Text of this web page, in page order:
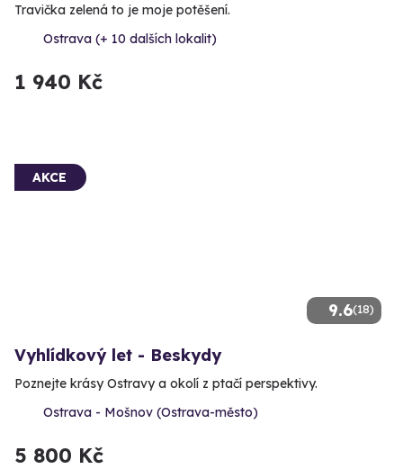
Travička zelená to je moje potěšení.
Ostrava (+ 10 dalších lokalit)
1 940 Kč
9.6(18)
AKCE
Vyhlídkový let - Beskydy
Poznejte krásy Ostravy a okolí z ptačí perspektivy.
Ostrava - Mošnov (Ostrava-město)
5 800 Kč